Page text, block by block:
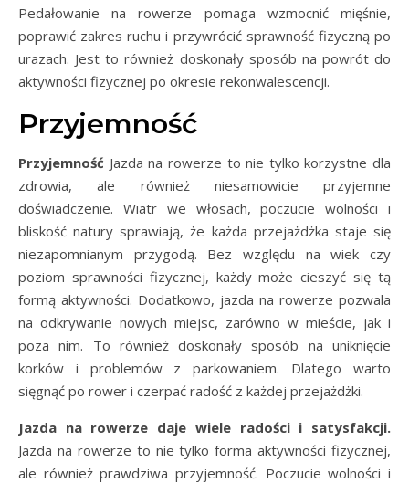
Pedałowanie na rowerze pomaga wzmocnić mięśnie,
poprawić zakres ruchu i przywrócić sprawność fizyczną po
urazach. Jest to również doskonały sposób na powrót do
aktywności fizycznej po okresie rekonwalescencji.
Przyjemność
Przyjemność Jazda na rowerze to nie tylko korzystne dla
zdrowia, ale również niesamowicie przyjemne
doświadczenie. Wiatr we włosach, poczucie wolności i
bliskość natury sprawiają, że każda przejażdżka staje się
niezapomnianym przygodą. Bez względu na wiek czy
poziom sprawności fizycznej, każdy może cieszyć się tą
formą aktywności. Dodatkowo, jazda na rowerze pozwala
na odkrywanie nowych miejsc, zarówno w mieście, jak i
poza nim. To również doskonały sposób na uniknięcie
korków i problemów z parkowaniem. Dlatego warto
sięgnąć po rower i czerpać radość z każdej przejażdżki.
Jazda na rowerze daje wiele radości i satysfakcji.
Jazda na rowerze to nie tylko forma aktywności fizycznej,
ale również prawdziwa przyjemność. Poczucie wolności i